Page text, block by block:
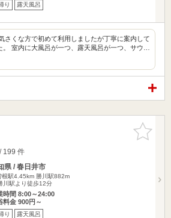
り 露天風呂
さくな方で初めて利用しましたが丁寧に案内して
。 室内に大風呂が一つ、露天風呂が一つ、サウ…
お気に入
りに追加
199 件
県 / 春日井市
根駅4.45km 勝川駅882m
川駅より徒歩12分
時間 8:00～24:00
料金 900円～
り 露天風呂